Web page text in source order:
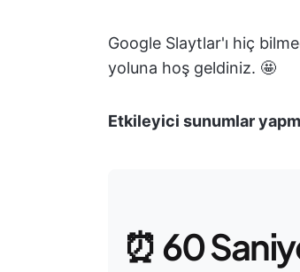
Google Slaytlar'ı hiç
yoluna hoş geldiniz. 🤩
Etkileyici sunumlar
⏰ 60